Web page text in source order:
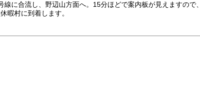
に合流し、野辺山方面へ。15分ほどで案内板が見えますので
暇村に到着します。